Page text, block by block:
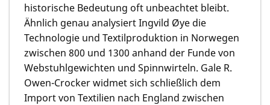
historische Bedeutung oft unbeachtet bleibt.
Ähnlich genau analysiertIngvild Øye die
Technologie und Textilproduktion in Norwegen
zwischen 800 und 1300 anhand der Funde von
Webstuhlgewichten und Spinnwirteln. Gale R.
Owen-Crockerwidmet sich schließlich dem
Import von Textilien nach England zwischen